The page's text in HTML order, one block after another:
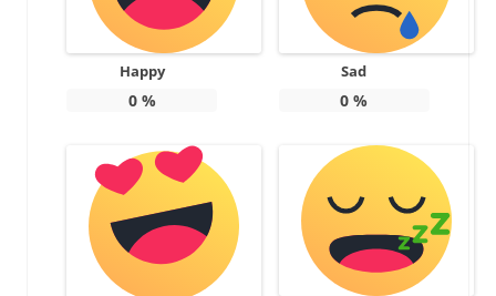
Happy
0%
Sad
0 %